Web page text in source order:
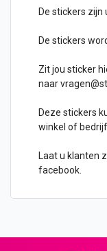
De stickers zijn
De stickers
Zit jou sticker
naar
Deze stickers
winkel of
Laat u klanten
facebook.